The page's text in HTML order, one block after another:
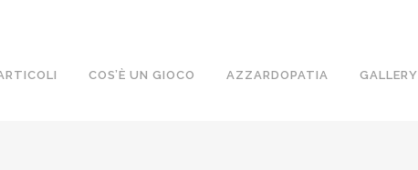
COS’È UN GIOCO AZZARDOPATIA GALLERY